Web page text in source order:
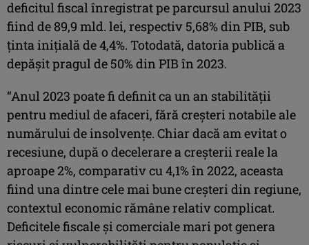
deficitul fiscal înregistrat pe parcursul anului 2023
fiind de 89,9 mld. lei, respectiv 5,68% din PIB, sub
ținta inițială de 4,4%. Totodată, datoria publică a
depășit pragul de 50% din PIB în 2023.
“Anul 2023 poate fi definit ca un an stabilității
pentru mediul de afaceri, fără creșteri notabile ale
numărului de insolvențe. Chiar dacă am evitat o
recesiune, după o decelerare a creșterii reale la
aproape 2%, comparativ cu 4,1% în 2022, aceasta
fiind una dintre cele mai bune creșteri din regiune,
contextul economic rămâne relativ complicat.
Deficitele fiscale și comerciale mari pot genera